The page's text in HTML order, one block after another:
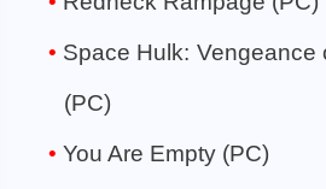
Space Hulk: Vengeance
(PC)
You Are Empty (PC)